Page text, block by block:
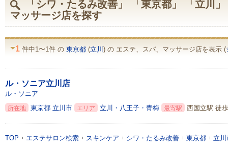
「シワ・たるみ改善」 「東京都」 「立川
マッサージ店を探す
1 件中1〜1件 の 東京都 (立川 ) の エステ、スパ、マッサージ店を表示 (
ル・ソニア立川店
ル・ソニア
所在地 東京都 立川市 エリア 立川・八王子・青梅 最寄駅 西国立駅 徒
TOP エステサロン検索 スキンケア シワ・たるみ改善 東京都 立川